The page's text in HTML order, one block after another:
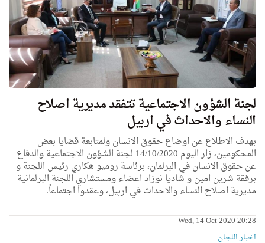
لجنة الشؤون الاجتماعية تتفقد مديرية اصلاح
النساء والاحداث في اربيل
بهدف الاطلاع عن اوضاع حقوق الانسان ولمتابعة قضايا بعض
المحكومين، زار اليوم 14/10/2020 لجنة الشؤون الاجتماعية والدفاع
عن حقوق الانسان في البرلمان، برئاسة روميو هكاري رئيس اللجنة و
برفقة شرين امين و شاديا نوزاد اعضاء ومستشاري اللجنة البرلمانية
مديرية اصلاح النساء والاحداث في اربيل، وعقدوا اجتماعاً.
Wed, 14 Oct 2020 20:28
اخبار اللجان